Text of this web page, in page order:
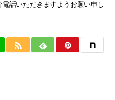
話いただきますようお願い申し